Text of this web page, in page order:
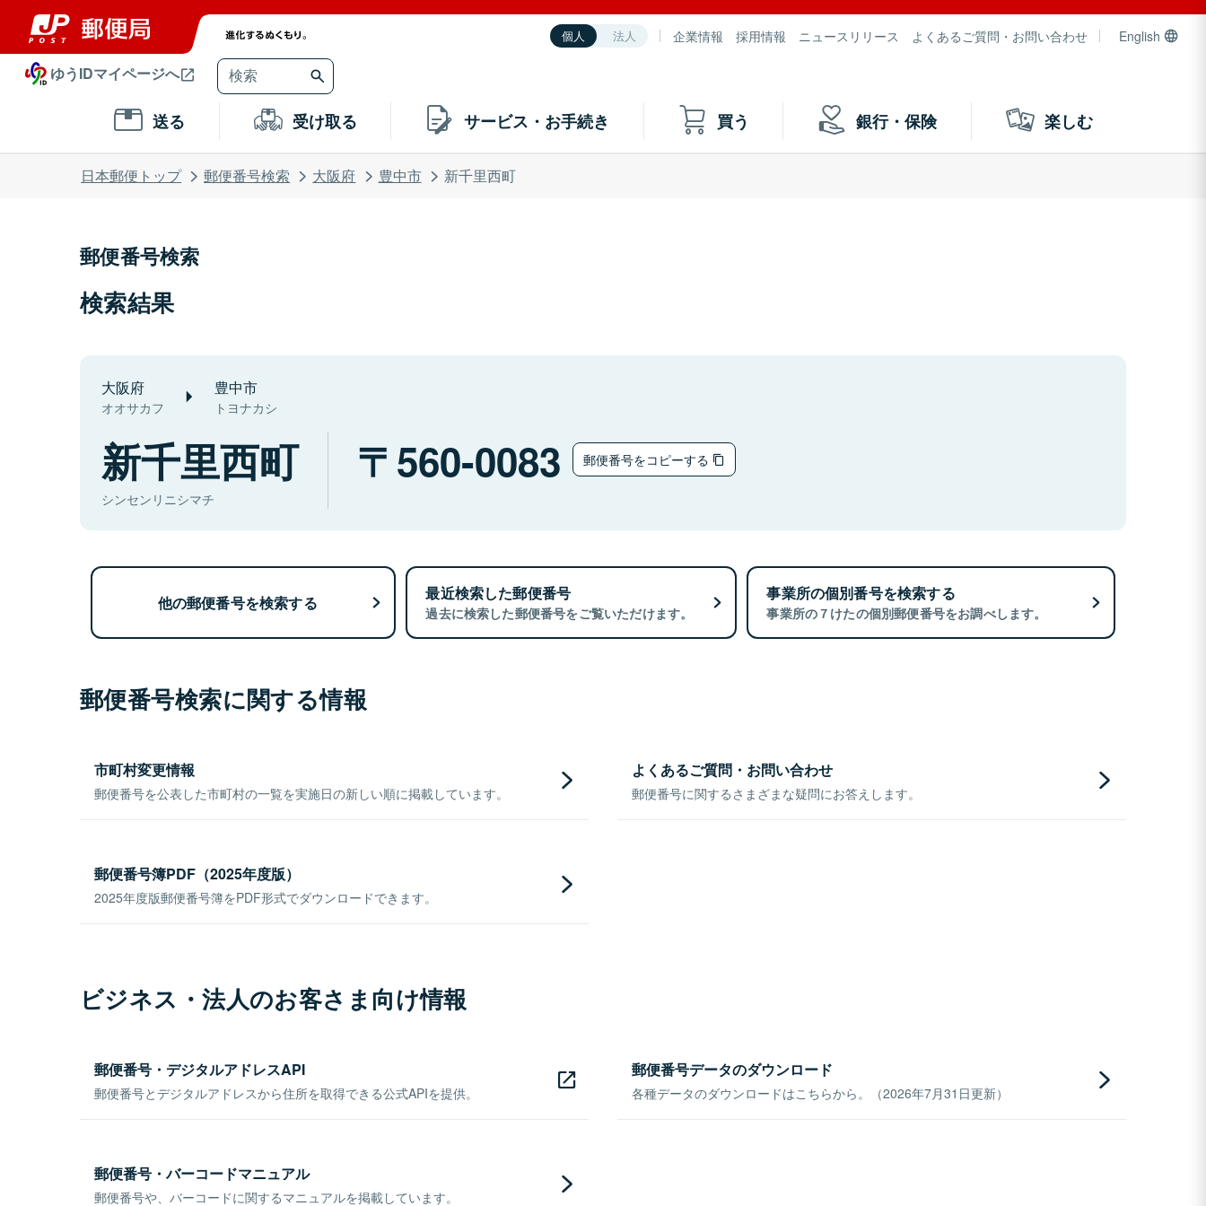
個人 法人 企業情報 採用情報 ニュースリリース よくあるご質問・お問い合わせ English
ゆうIDマイページへ
送る 受け取る サービス・お手続き 買う 銀行・保険 楽しむ
日本郵便トップ 郵便番号検索 大阪府 豊中市 新千里西町
郵便番号検索
検索結果
大阪府
オオサカフ
豊中市
トヨナカシ
新千里西町
シンセンリニシマチ
560-0083 郵便番号をコピーする
他の郵便番号を検索する 最近検索した郵便番号
過去に検索した郵便番号をご覧いただけます。
事業所の個別番号を検索する
事業所の７けたの個別郵便番号をお調べします。
郵便番号検索に関する情報
市町村変更情報
郵便番号を公表した市町村の一覧を実施日の新しい順に掲載しています。
よくあるご質問・お問い合わせ
郵便番号に関するさまざまな疑問にお答えします。
郵便番号簿PDF（2025年度版）
2025年度版郵便番号簿をPDF形式でダウンロードできます。
ビジネス・法人のお客さま向け情報
郵便番号・デジタルアドレスAPI
郵便番号とデジタルアドレスから住所を取得できる公式APIを提供。
郵便番号データのダウンロード
各種データのダウンロードはこちらから。（2026年7月31日更新）
郵便番号・バーコードマニュアル
郵便番号や、バーコードに関するマニュアルを掲載しています。